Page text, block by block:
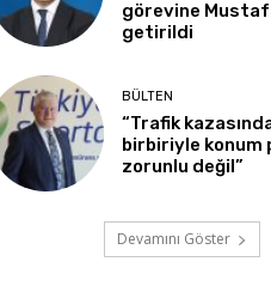
görevine
getirildi
BÜLTEN
“Trafik
birbiriyle konum
zorunlu değil”
Devamını Göster